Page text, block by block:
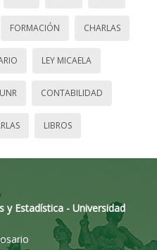
FORMACIÓN CHARLAS
LEY MICAELA
UNR CONTABILIDAD
LIBROS
y Estadística - Universidad